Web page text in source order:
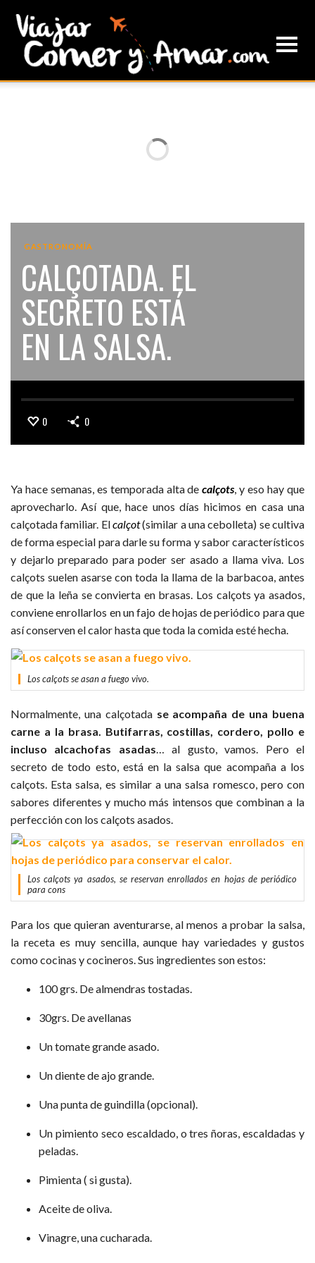
GASTRONOMÍA
CALÇOTADA. EL
SECRETO ESTÁ
EN LA SALSA.
0 0
Ya hace semanas, es temporada alta decalçots, y eso hay que
aprovecharlo. Así que, hace unos días hicimos en casa una
calçotada familiar. Elcalçot(similar a una cebolleta) se cultiva
de forma especial para darle su forma y sabor característicos
y dejarlo preparado para poder ser asado a llama viva. Los
calçots suelen asarse con toda la llama de la barbacoa, antes
de que la leña se convierta en brasas. Los calçots ya asados,
conviene enrollarlos en un fajo de hojas de periódico para que
así conserven el calor hasta que toda la comida esté hecha.
Los calçots se asan a fuego vivo.
Normalmente, una calçotadase acompaña de una buena
carne a la brasa. Butifarras, costillas, cordero, pollo e
incluso alcachofas asadas… al gusto, vamos. Pero el
secreto de todo esto, está en la salsa que acompaña a los
calçots. Esta salsa, es similar a una salsa romesco, pero con
sabores diferentes y mucho más intensos que combinan a la
perfección con los calçots asados.
Los calçots ya asados, se reservan enrollados en hojas de periódico
para cons
Para los que quieran aventurarse, al menos a probar la salsa,
la receta es muy sencilla, aunque hay variedades y gustos
como cocinas y cocineros. Sus ingredientes son estos:
100 grs. De almendras tostadas.
30grs. De avellanas
Un tomate grande asado.
Un diente de ajo grande.
Una punta de guindilla (opcional).
Un pimiento seco escaldado, o tres ñoras, escaldadas y
peladas.
Pimienta ( si gusta).
Aceite de oliva.
Vinagre, una cucharada.